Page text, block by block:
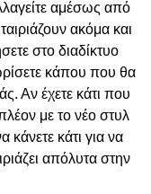
αμέσως από
ακόμα και
στο διαδίκτυο
κάπου που θα
Αν έχετε κάτι που
με το νέο στυλ
κάνετε κάτι για να
απόλυτα στην